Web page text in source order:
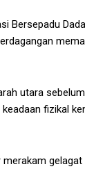
Bersepadu
utara
fizikal